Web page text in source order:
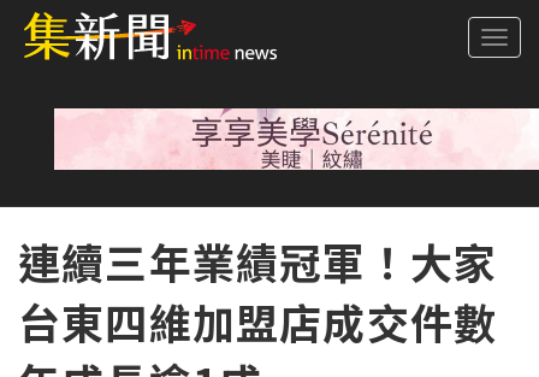
連續三年業績冠軍！大家
台東四維加盟店成交件數